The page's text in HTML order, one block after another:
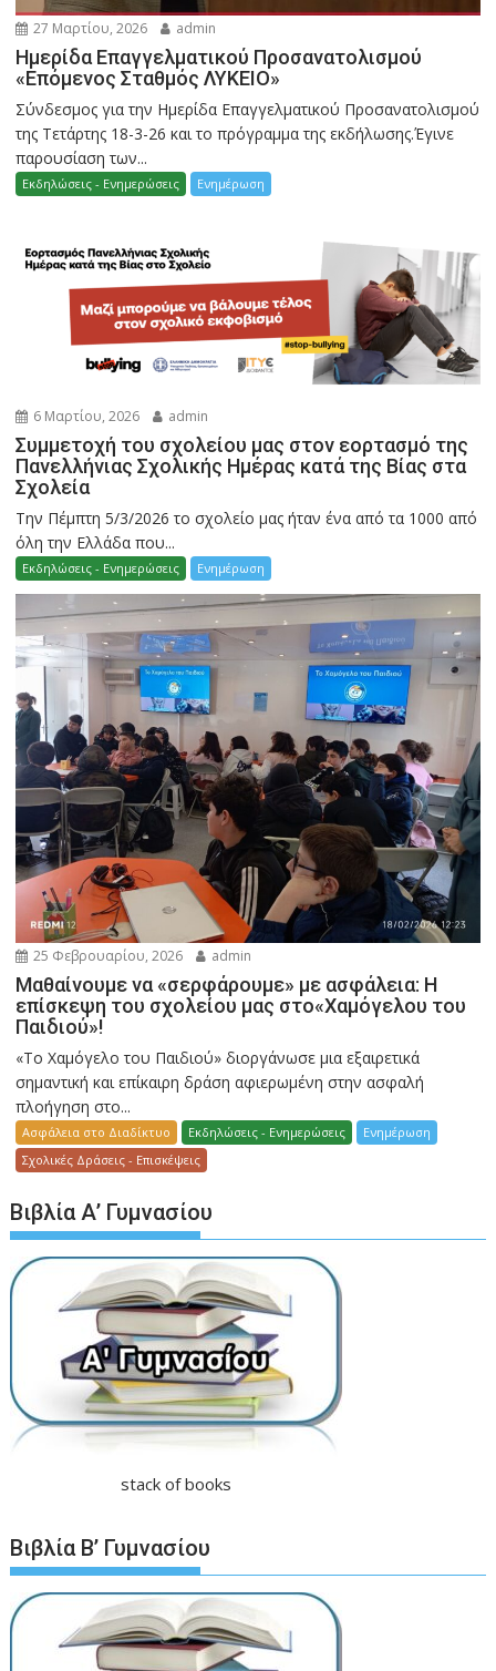
27 Μαρτίου, 2026 admin
Ημερίδα Επαγγελματικού Προσανατολισμού
«Επόμενος Σταθμός ΛΥΚΕΙΟ»
Σύνδεσμος για την Ημερίδα Επαγγελματικού Προσανατολισμού
της Τετάρτης 18-3-26 και το πρόγραμμα της εκδήλωσης.Έγινε
παρουσίαση των...
Εκδηλώσεις - Ενημερώσεις Ενημέρωση
6 Μαρτίου, 2026 admin
Συμμετοχή του σχολείου μας στον εορτασμό της
Πανελλήνιας Σχολικής Ημέρας κατά της Βίας στα
Σχολεία
Την Πέμπτη 5/3/2026 το σχολείο μας ήταν ένα από τα 1000 από
όλη την Ελλάδα που...
Εκδηλώσεις - Ενημερώσεις Ενημέρωση
25 Φεβρουαρίου, 2026 admin
Μαθαίνουμε να «σερφάρουμε» με ασφάλεια: Η
επίσκεψη του σχολείου μας στο«Χαμόγελου του
Παιδιού»!
«Το Χαμόγελο του Παιδιού» διοργάνωσε μια εξαιρετικά
σημαντική και επίκαιρη δράση αφιερωμένη στην ασφαλή
πλοήγηση στο...
Ασφάλεια στο Διαδίκτυο Εκδηλώσεις - Ενημερώσεις
Ενημέρωση
Σχολικές Δράσεις - Επισκέψεις
Βιβλία Α’ Γυμνασίου
stack of books
Βιβλία Β’ Γυμνασίου